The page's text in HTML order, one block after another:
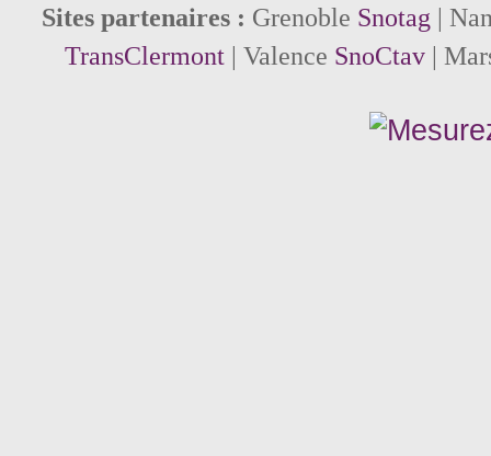
Sites partenaires : Grenoble Snotag |
TransClermont| Valence SnoCtav|